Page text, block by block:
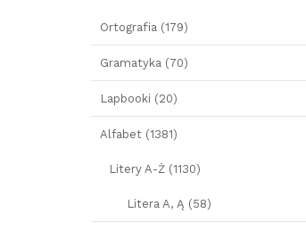
Ortografia (179)
Gramatyka (70)
Lapbooki (20)
Alfabet (1381)
Litery A-Ż (1130)
Litera A, Ą (58)